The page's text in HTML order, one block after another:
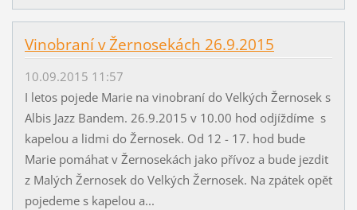
Vinobraní v Žernosekách 26.9.2015
10.09.2015 11:57
I letos pojede Marie na vinobraní do Velkých Žernosek s
Albis Jazz Bandem. 26.9.2015 v 10.00 hod odjíždíme s
kapelou a lidmi do Žernosek. Od 12 - 17. hod bude
Marie pomáhat v Žernosekách jako přívoz a bude jezdit
z Malých Žernosek do Velkých Žernosek. Na zpátek opět
pojedeme s kapelou a...